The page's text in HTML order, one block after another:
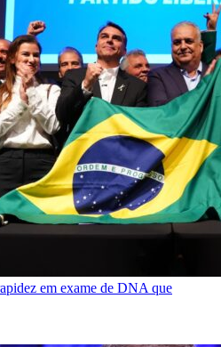
em exame de DNA que